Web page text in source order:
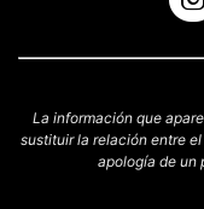
La información que
sustituir la relación entre
apología de un